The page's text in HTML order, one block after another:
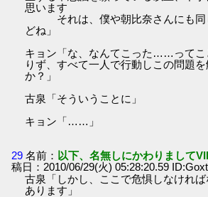
思います
それは、僕や朝比奈さんにも同
どね」
キョン「な、なんてこった……ってこ
りず、すべて一人で行動しこの問題
か？」
古泉「そういうことに」
キョン「……」
29 名前： 以下、名無しにかわりまして
稿日：2010/06/29(火) 05:28:20.59
古泉「しかし、ここで危惧しなけれ
あります」